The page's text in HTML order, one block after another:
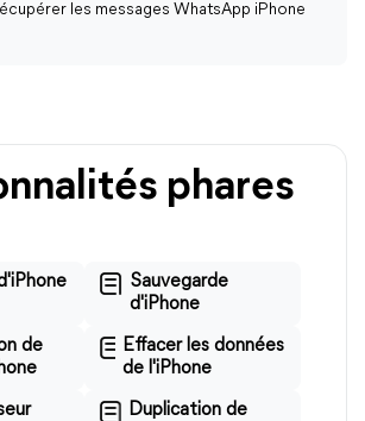
les messages WhatsApp iPhone
phares
Sauvegarde
d'iPhone
de
Effacer les données
de l'iPhone
Duplication de